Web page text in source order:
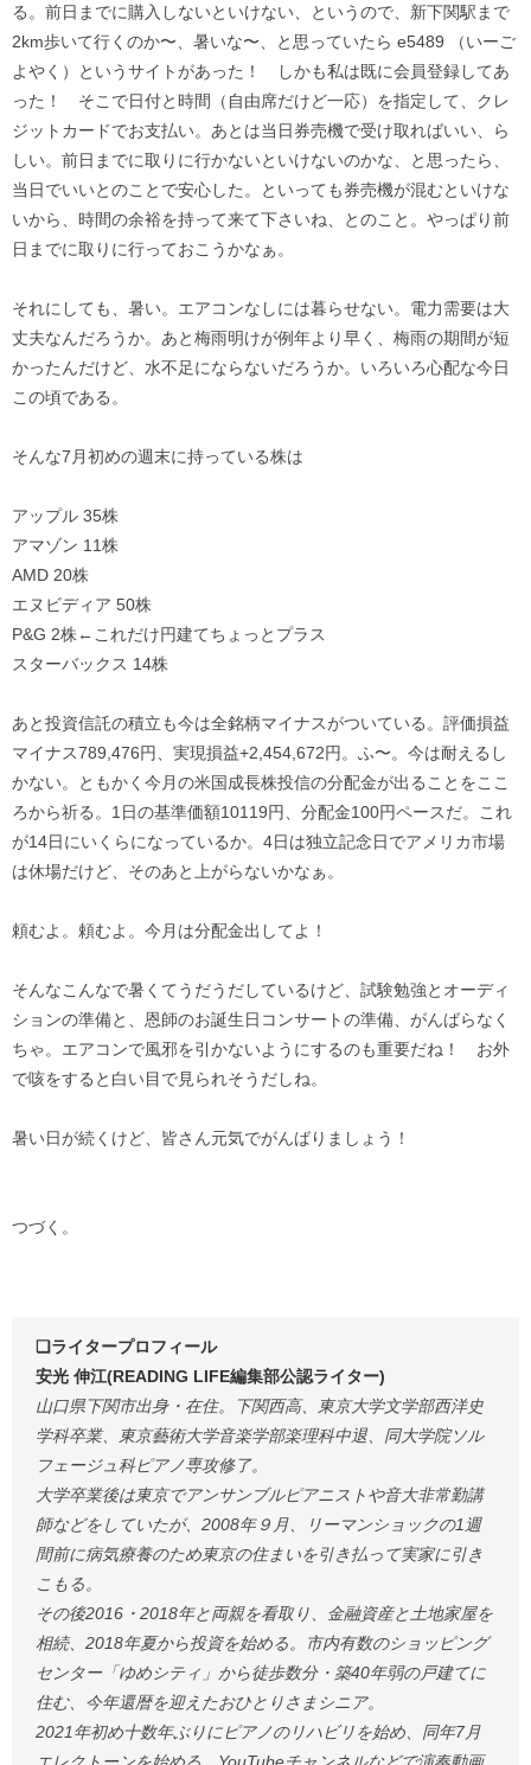
る。前日までに購入しないといけない、というので、新下関駅まで
2km歩いて行くのか〜、暑いな〜、と思っていたら e5489 （いーご
よやく）というサイトがあった！ しかも私は既に会員登録してあ
った！ そこで日付と時間（自由席だけど一応）を指定して、クレ
ジットカードでお支払い。あとは当日券売機で受け取ればいい、ら
しい。前日までに取りに行かないといけないのかな、と思ったら、
当日でいいとのことで安心した。といっても券売機が混むといけな
いから、時間の余裕を持って来て下さいね、とのこと。やっぱり前
日までに取りに行っておこうかなぁ。
それにしても、暑い。エアコンなしには暮らせない。電力需要は大
丈夫なんだろうか。あと梅雨明けが例年より早く、梅雨の期間が短
かったんだけど、水不足にならないだろうか。いろいろ心配な今日
この頃である。
そんな7月初めの週末に持っている株は
アップル 35株
アマゾン 11株
AMD 20株
エヌビディア 50株
P&G 2株←これだけ円建てちょっとプラス
スターバックス 14株
あと投資信託の積立も今は全銘柄マイナスがついている。評価損益
マイナス789,476円、実現損益+2,454,672円。ふ〜。今は耐えるし
かない。ともかく今月の米国成長株投信の分配金が出ることをここ
ろから祈る。1日の基準価額10119円、分配金100円ペースだ。これ
が14日にいくらになっているか。4日は独立記念日でアメリカ市場
は休場だけど、そのあと上がらないかなぁ。
頼むよ。頼むよ。今月は分配金出してよ！
そんなこんなで暑くてうだうだしているけど、試験勉強とオーディ
ションの準備と、恩師のお誕生日コンサートの準備、がんばらなく
ちゃ。エアコンで風邪を引かないようにするのも重要だね！ お外
で咳をすると白い目で見られそうだしね。
暑い日が続くけど、皆さん元気でがんばりましょう！
つづく。
❏ライタープロフィール
安光 伸江(READING LIFE編集部公認ライター)
山口県下関市出身・在住。下関西高、東京大学文学部西洋史
学科卒業、東京藝術大学音楽学部楽理科中退、同大学院ソル
フェージュ科ピアノ専攻修了。
大学卒業後は東京でアンサンブルピアニストや音大非常勤講
師などをしていたが、2008年９月、リーマンショックの1週
間前に病気療養のため東京の住まいを引き払って実家に引き
こもる。
その後2016・2018年と両親を看取り、金融資産と土地家屋を
相続、2018年夏から投資を始める。市内有数のショッピング
センター「ゆめシティ」から徒歩数分・築40年弱の戸建てに
住む、今年還暦を迎えたおひとりさまシニア。
2021年初め十数年ぶりにピアノのリハビリを始め、同年7月